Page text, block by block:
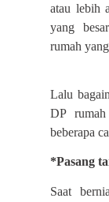
atau lebih
yang
rumah
Lalu
DP
beberapa
*Pasang
Saat